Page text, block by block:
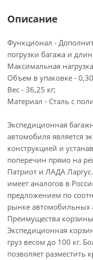
Патриот. Комплект
крышу автомобиля -
Описание
Функционал -
погрузки багажа и
Максимальная
Объем в упаковке -
Вес - 36,25 кг;
Материал - Сталь с
Экспедиционная
автомобиля является
конструкцией и
поперечин прямо на
Патриот и ЛАДА
имеет аналогов в
предложением по
рынке автомобильных
Преимущества
Экспедиционная
груз весом до 100 кг.
позволяет разместить